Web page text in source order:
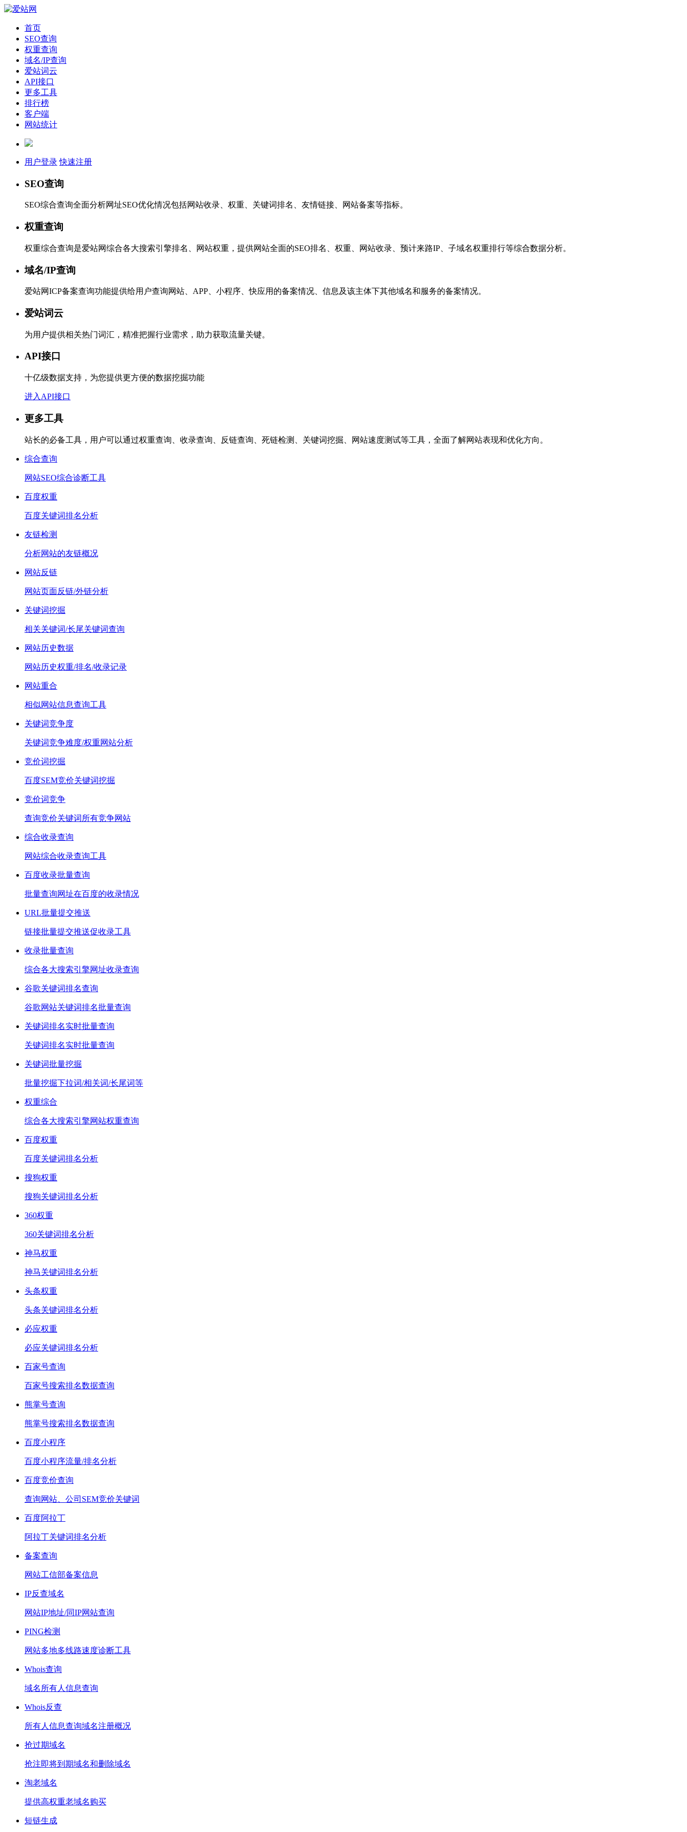
首页
SEO查询
权重查询
域名/IP查询
爱站词云
API接口
更多工具
排行榜
客户端
网站统计
用户登录 快速注册
SEO查询
SEO综合查询全面分析网址SEO优化情况包括网站收录、权重、关键词排名、友情链接、网站备案等指标。
权重查询
权重综合查询是爱站网综合各大搜索引擎排名、网站权重，提供网站全面的SEO排名、权重、网站收录、预计来路IP、子域名权重排行等综合数据分析。
域名/IP查询
爱站网ICP备案查询功能提供给用户查询网站、APP、小程序、快应用的备案情况、信息及该主体下其他域名和服务的备案情况。
爱站词云
为用户提供相关热门词汇，精准把握行业需求，助力获取流量关键。
API接口
十亿级数据支持，为您提供更方便的数据挖掘功能
进入API接口
更多工具
站长的必备工具，用户可以通过权重查询、收录查询、反链查询、死链检测、关键词挖掘、网站速度测试等工具，全面了解网站表现和优化方向。
综合查询
网站SEO综合诊断工具
百度权重
百度关键词排名分析
友链检测
分析网站的友链概况
网站反链
网站页面反链/外链分析
关键词挖掘
相关关键词/长尾关键词查询
网站历史数据
网站历史权重/排名/收录记录
网站重合
相似网站信息查询工具
关键词竞争度
关键词竞争难度/权重网站分析
竞价词挖掘
百度SEM竞价关键词挖掘
竞价词竞争
查询竞价关键词所有竞争网站
综合收录查询
网站综合收录查询工具
百度收录批量查询
批量查询网址在百度的收录情况
URL批量提交推送
链接批量提交推送促收录工具
收录批量查询
综合各大搜索引擎网址收录查询
谷歌关键词排名查询
谷歌网站关键词排名批量查询
关键词排名实时批量查询
关键词排名实时批量查询
关键词批量挖掘
批量挖掘下拉词/相关词/长尾词等
权重综合
综合各大搜索引擎网站权重查询
百度权重
百度关键词排名分析
搜狗权重
搜狗关键词排名分析
360权重
360关键词排名分析
神马权重
神马关键词排名分析
头条权重
头条关键词排名分析
必应权重
必应关键词排名分析
百家号查询
百家号搜索排名数据查询
熊掌号查询
熊掌号搜索排名数据查询
百度小程序
百度小程序流量/排名分析
百度竞价查询
查询网站、公司SEM竞价关键词
百度阿拉丁
阿拉丁关键词排名分析
备案查询
网站工信部备案信息
IP反查域名
网站IP地址/同IP网站查询
PING检测
网站多地多线路速度诊断工具
Whois查询
域名所有人信息查询
Whois反查
所有人信息查询域名注册概况
抢过期域名
抢注即将到期域名和删除域名
淘老域名
提供高权重老域名购买
短链生成